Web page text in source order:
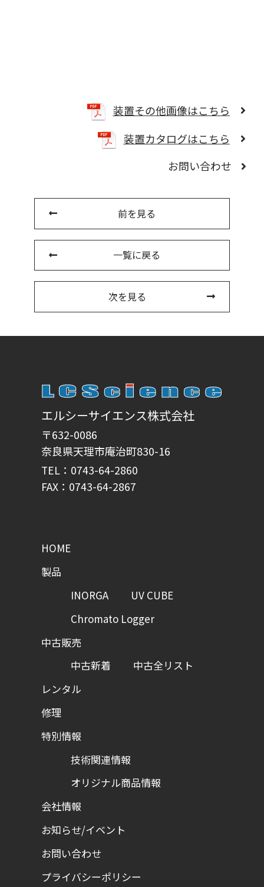
装置その他画像はこちら
装置カタログはこちら
お問い合わせ
前を見る
一覧に戻る
次を見る
エルシーサイエンス株式会社
〒632-0086
奈良県天理市庵治町830-16
TEL：0743-64-2860
FAX：0743-64-2867
HOME
製品
INORGA
UV CUBE
Chromato Logger
中古販売
中古新着
中古全リスト
レンタル
修理
特別情報
技術関連情報
オリジナル商品情報
会社情報
お知らせ/イベント
お問い合わせ
プライバシーポリシー